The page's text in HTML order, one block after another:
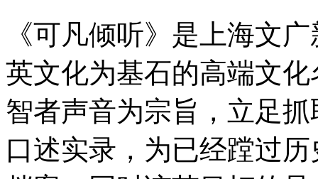
《可凡倾听》是上海文
英文化为基石的高端文
智者声音为宗旨，立足
口述实录，为已经蹚过